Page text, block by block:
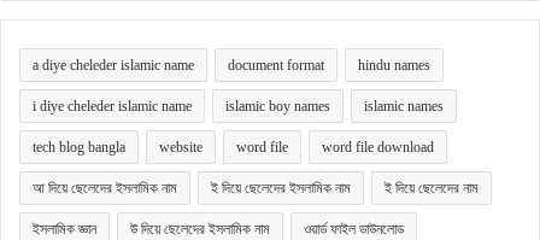
a diye cheleder islamic name document format hindu names
i diye cheleder islamic name islamic boy names islamic names
tech blog bangla website word file word file download
আ দিয়ে ছেলেদের ইসলামিক নাম ই দিয়ে ছেলেদের ইসলামিক নাম ই দিয়ে ছেলেদের নাম
ইসলামিক জ্ঞান উ দিয়ে ছেলেদের ইসলামিক নাম ওয়ার্ড ফাইল ডাউনলোড